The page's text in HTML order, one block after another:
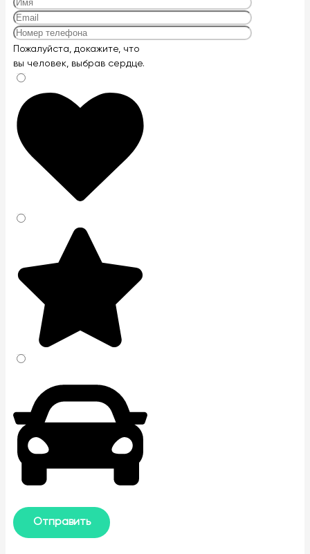
Оставьте
это
поле
пустым.
Пожалуйста, докажите, что
вы человек, выбравсердце.